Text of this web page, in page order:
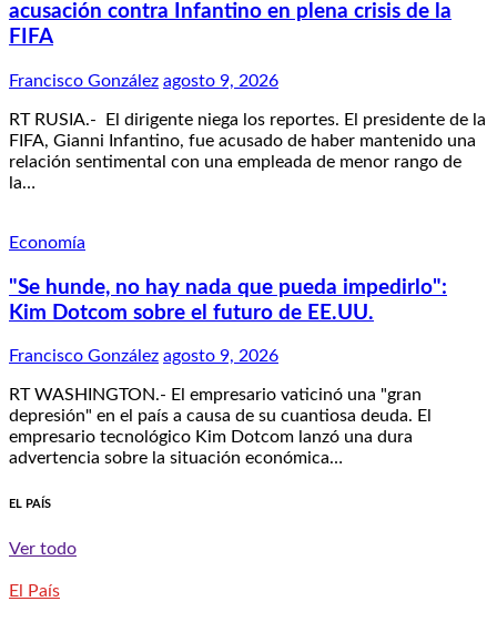
acusación contra Infantino en plena crisis de la
FIFA
Francisco González agosto 9, 2026
RT RUSIA.- El dirigente niega los reportes. El presidente de la
FIFA, Gianni Infantino, fue acusado de haber mantenido una
relación sentimental con una empleada de menor rango de
la…
Economía
"Se hunde, no hay nada que pueda impedirlo":
Kim Dotcom sobre el futuro de EE.UU.
Francisco González agosto 9, 2026
RT WASHINGTON.- El empresario vaticinó una "gran
depresión" en el país a causa de su cuantiosa deuda. El
empresario tecnológico Kim Dotcom lanzó una dura
advertencia sobre la situación económica…
EL PAÍS
Ver todo
El País